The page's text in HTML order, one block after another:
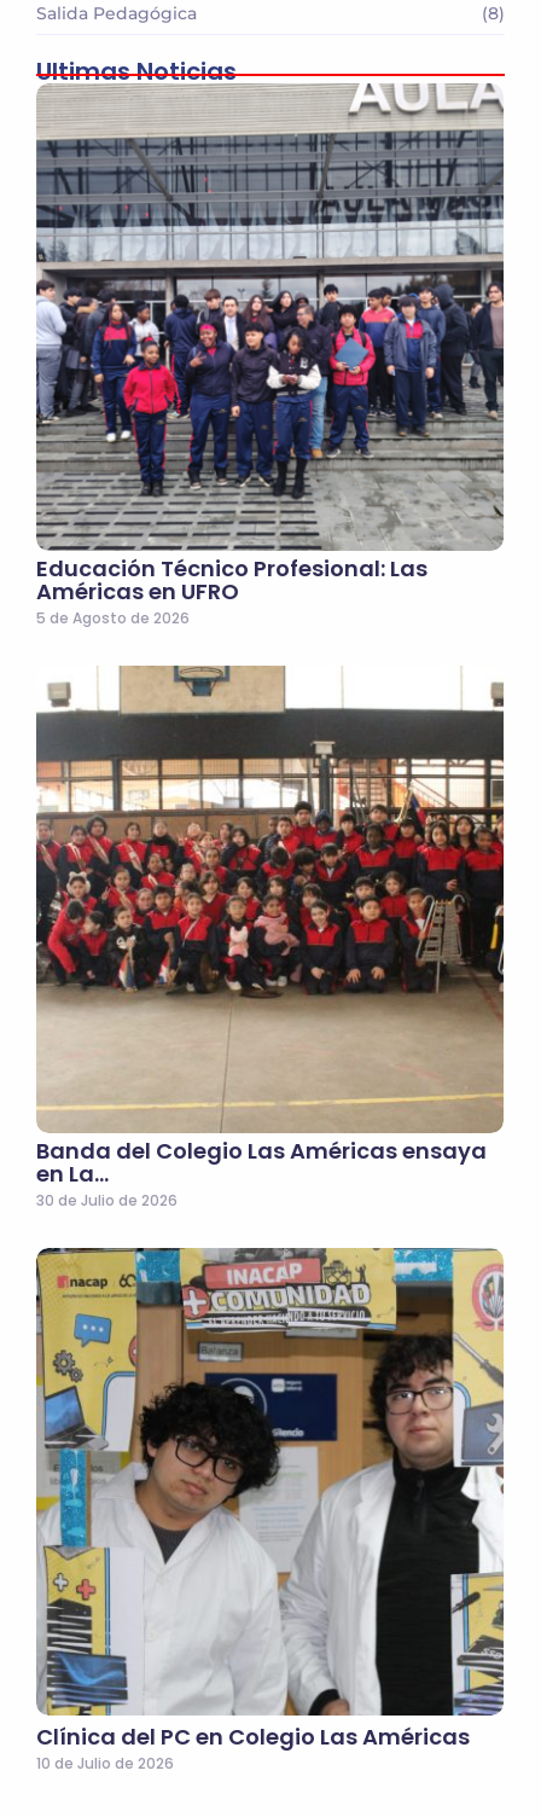
Salida Pedagógica
(8)
Ultimas Noticias
Educación Técnico Profesional: Las
Américas en UFRO
5 de Agosto de 2026
Banda del Colegio Las Américas ensaya
en La…
30 de Julio de 2026
Clínica del PC en Colegio Las Américas
10 de Julio de 2026